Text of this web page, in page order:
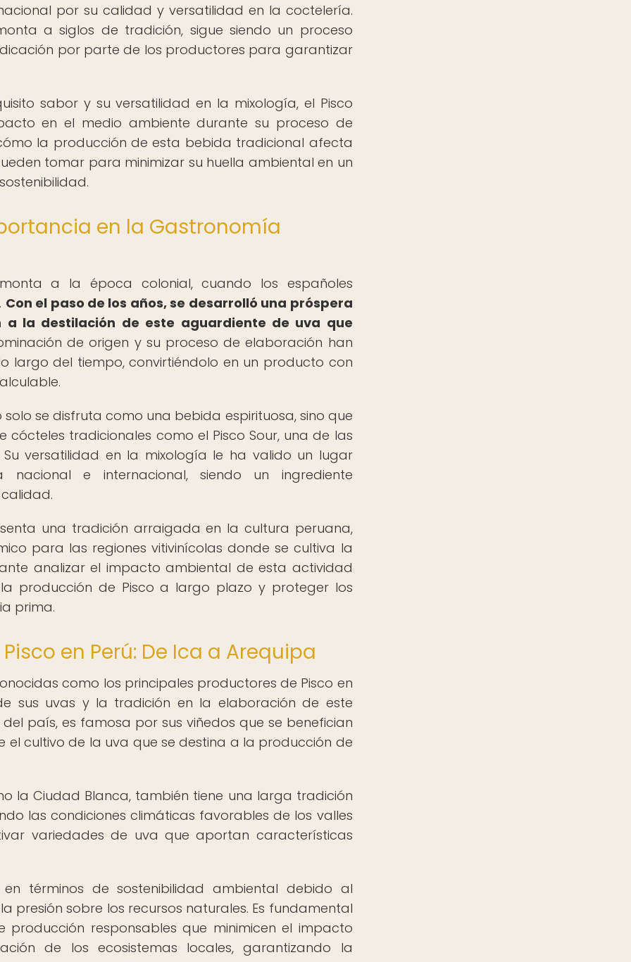
por su calidad y versatilidad en la coctelería.
a siglos de tradición, sigue siendo un proceso
por parte de los productores para garantizar
sabor y su versatilidad en la mixología, el Pisco
en el medio ambiente durante su proceso de
la producción de esta bebida tradicional afecta
tomar para minimizar su huella ambiental en un
en la Gastronomía
a la época colonial, cuando los españoles
Con el paso de los años, se desarrolló una próspera
la destilación de este aguardiente de uva que
de origen y su proceso de elaboración han
largo del tiempo, convirtiéndolo en un producto con
se disfruta como una bebida espirituosa, sino que
tradicionales como el Pisco Sour, una de las
versatilidad en la mixología le ha valido un lugar
e internacional, siendo un ingrediente
una tradición arraigada en la cultura peruana,
para las regiones vitivinícolas donde se cultiva la
analizar el impacto ambiental de esta actividad
producción de Pisco a largo plazo y proteger los
prima.
en Perú: De Ica a Arequipa
como los principales productores de Pisco en
sus uvas y la tradición en la elaboración de este
país, es famosa por sus viñedos que se benefician
el cultivo de la uva que se destina a la producción de
la Ciudad Blanca, también tiene una larga tradición
las condiciones climáticas favorables de los valles
variedades de uva que aportan características
términos de sostenibilidad ambiental debido al
presión sobre los recursos naturales. Es fundamental
responsables que minimicen el impacto
de los ecosistemas locales, garantizando la